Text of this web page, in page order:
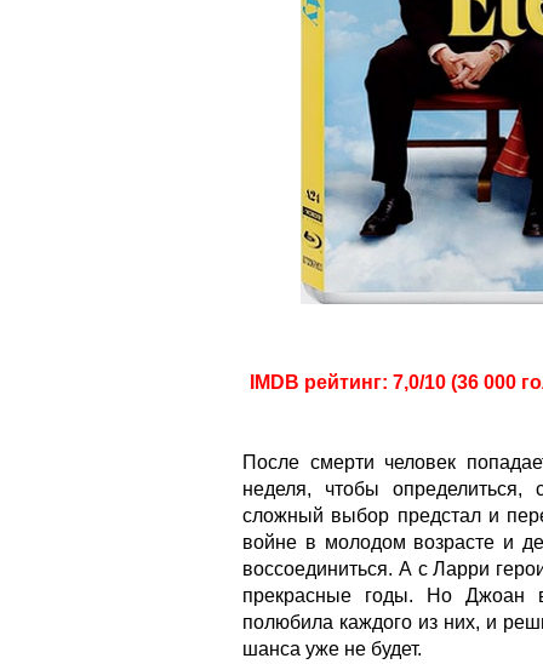
IMDB рейтинг: 7,0/10 (36 000
После смерти человек
неделя, чтобы
сложный выбор предстал и
войне в молодом возрасте и
воссоединиться. А с Ларри
прекрасные годы. Но Джоан
полюбила каждого из них, и
шанса уже не будет.